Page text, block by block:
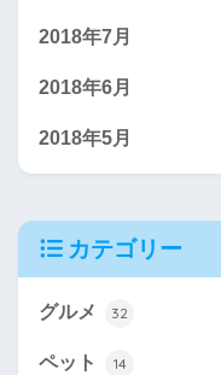
2018年7月
2018年6月
2018年5月
カテゴリー
グルメ 32
ペット 14